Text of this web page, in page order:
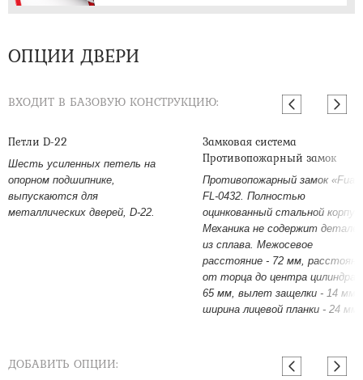
ОПЦИИ ДВЕРИ
ВХОДИТ В БАЗОВУЮ КОНСТРУКЦИЮ:
Петли D-22
Шесть усиленных петель на
опорном подшипнике,
выпускаются для
металлических дверей, D-22.
Замковая система
Противопожарный замок
Противопожарный замок
FL-0432. Полностью
оцинкованный стальной корпус.
Механика не содержит деталей
из сплава. Межосевое
расстояние - 72 мм,
от торца до центра цилиндра -
65 мм, вылет защелки - 14 мм,
ширина лицевой планки - 24 мм.
ДОБАВИТЬ ОПЦИИ: